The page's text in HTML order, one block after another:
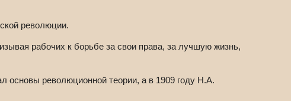
революции.
рабочих к борьбе за свои права, за лучшую жизнь,
основы революционной теории, а в 1909 году Н.А.